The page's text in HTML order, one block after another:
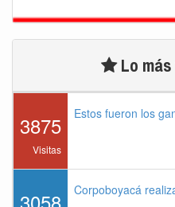
Lo más
3875
Visitas
Estos fueron los
Corpoboyacá